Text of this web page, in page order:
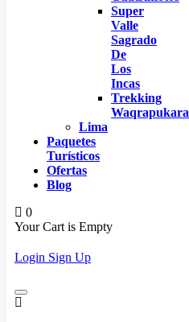
Super
Valle
Sagrado
De
Los
Incas
Trekking
Waqrapukara
Lima
Paquetes
Turísticos
Ofertas
Blog
0
Your Cart is Empty
Login Sign Up